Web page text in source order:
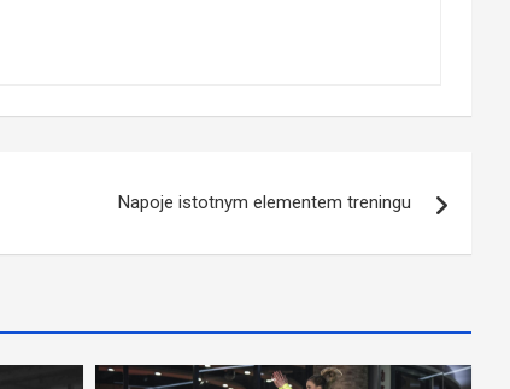
Napoje istotnym elementem treningu